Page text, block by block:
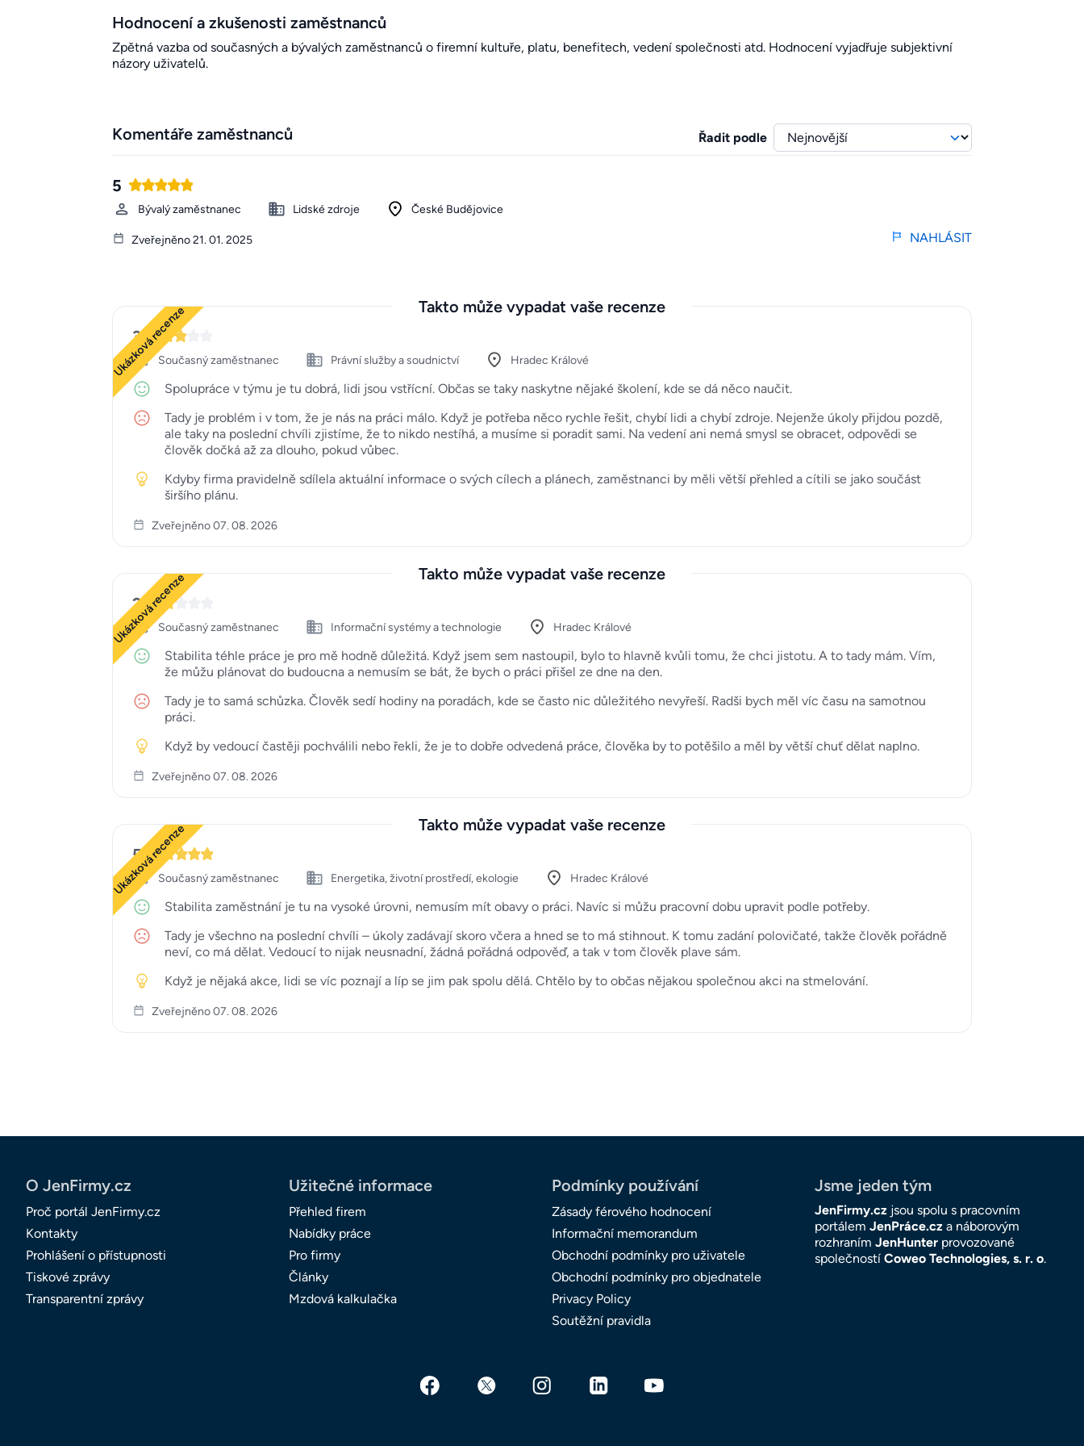
Hodnocení a zkušenosti zaměstnanců
Zpětná vazba od současných a bývalých zaměstnanců o firemní kultuře, platu, benefitech, vedení společnosti atd. Hodnocení vyjadřuje subjektivní
názory uživatelů.
Komentáře zaměstnanců Řadit podle
5
Bývalý zaměstnanec Lidské zdroje České Budějovice
Zveřejněno 21. 01. 2025 NAHLÁSIT
Takto může vypadat vaše recenze
Ukázková recenze
3
Současný zaměstnanec Právní služby a soudnictví Hradec Králové
Spolupráce v týmu je tu dobrá, lidi jsou vstřícní. Občas se taky naskytne nějaké školení, kde se dá něco naučit.
Tady je problém i v tom, že je nás na práci málo. Když je potřeba něco rychle řešit, chybí lidi a chybí zdroje. Nejenže úkoly přijdou pozdě,
ale taky na poslední chvíli zjistíme, že to nikdo nestíhá, a musíme si poradit sami. Na vedení ani nemá smysl se obracet, odpovědi se
člověk dočká až za dlouho, pokud vůbec.
Kdyby firma pravidelně sdílela aktuální informace o svých cílech a plánech, zaměstnanci by měli větší přehled a cítili se jako součást
širšího plánu.
Zveřejněno 07. 08. 2026
Takto může vypadat vaše recenze
Ukázková recenze
2
Současný zaměstnanec Informační systémy a technologie Hradec Králové
Stabilita téhle práce je pro mě hodně důležitá. Když jsem sem nastoupil, bylo to hlavně kvůli tomu, že chci jistotu. A to tady mám. Vím,
že můžu plánovat do budoucna a nemusím se bát, že bych o práci přišel ze dne na den.
Tady je to samá schůzka. Člověk sedí hodiny na poradách, kde se často nic důležitého nevyřeší. Radši bych měl víc času na samotnou
práci.
Když by vedoucí častěji pochválili nebo řekli, že je to dobře odvedená práce, člověka by to potěšilo a měl by větší chuť dělat naplno.
Zveřejněno 07. 08. 2026
Takto může vypadat vaše recenze
Ukázková recenze
5
Současný zaměstnanec Energetika, životní prostředí, ekologie Hradec Králové
Stabilita zaměstnání je tu na vysoké úrovni, nemusím mít obavy o práci. Navíc si můžu pracovní dobu upravit podle potřeby.
Tady je všechno na poslední chvíli – úkoly zadávají skoro včera a hned se to má stihnout. K tomu zadání polovičaté, takže člověk pořádně
neví, co má dělat. Vedoucí to nijak neusnadní, žádná pořádná odpověď, a tak v tom člověk plave sám.
Když je nějaká akce, lidi se víc poznají a líp se jim pak spolu dělá. Chtělo by to občas nějakou společnou akci na stmelování.
Zveřejněno 07. 08. 2026
O JenFirmy.cz
Proč portál JenFirmy.cz
Kontakty
Prohlášení o přístupnosti
Tiskové zprávy
Transparentní zprávy
Užitečné informace
Přehled firem
Nabídky práce
Pro firmy
Články
Mzdová kalkulačka
Podmínky používání
Zásady férového hodnocení
Informační memorandum
Obchodní podmínky pro uživatele
Obchodní podmínky pro objednatele
Privacy Policy
Soutěžní pravidla
Jsme jeden tým
JenFirmy.cz jsou spolu s pracovním
portálem JenPráce.cz a náborovým
rozhraním JenHunter provozované
společností Coweo Technologies, s. r. o.